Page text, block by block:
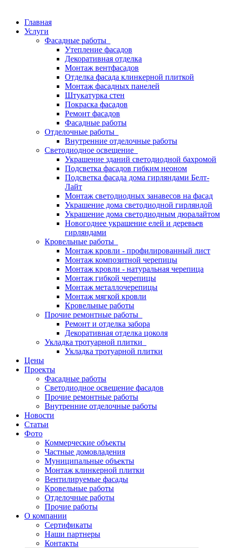
Главная
Услуги
Фасадные работы
Утепление фасадов
Декоративная отделка
Монтаж вентфасадов
Отделка фасада клинкерной плиткой
Монтаж фасадных панелей
Штукатурка стен
Покраска фасадов
Ремонт фасадов
Фасадные работы
Отделочные работы
Внутренние отделочные работы
Светодиодное освещение
Украшение зданий светодиодной бахромой
Подсветка фасадов гибким неоном
Подсветка фасада дома гирляндами Белт-
Лайт
Монтаж светодиодных занавесов на фасад
Украшение дома светодиодной гирляндой
Украшение дома светодиодным дюралайтом
Новогоднее украшение елей и деревьев
гирляндами
Кровельные работы
Монтаж кровли - профилированный лист
Монтаж композитной черепицы
Монтаж кровли - натуральная черепица
Монтаж гибкой черепицы
Монтаж металлочерепицы
Монтаж мягкой кровли
Кровельные работы
Прочие ремонтные работы
Ремонт и отделка забора
Декоративная отделка цоколя
Укладка тротуарной плитки
Укладка тротуарной плитки
Цены
Проекты
Фасадные работы
Светодиодное освещение фасадов
Прочие ремонтные работы
Внутренние отделочные работы
Новости
Статьи
Фото
Коммерческие объекты
Частные домовладения
Муниципальные объекты
Монтаж клинкерной плитки
Вентилируемые фасады
Кровельные работы
Отделочные работы
Прочие работы
О компании
Сертификаты
Наши партнеры
Контакты